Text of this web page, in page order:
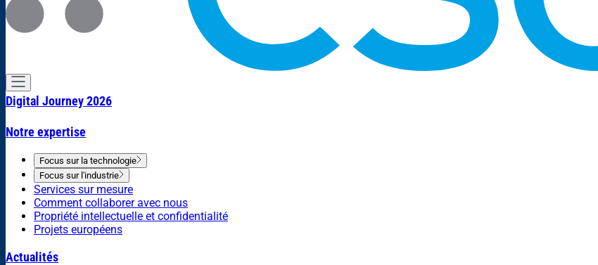
Digital Journey 2026
Notre expertise
Focus sur la technologie
Focus sur l'industrie
Services sur mesure
Comment collaborer avec nous
Propriété intellectuelle et confidentialité
Projets européens
Actualités